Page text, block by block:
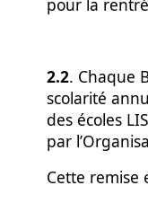
pour la
2.2. Chaque
scolarité
des écoles
par
Cette remise